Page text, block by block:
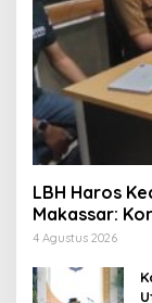
LBH Haros
Makassar:
4 Agustus 2026